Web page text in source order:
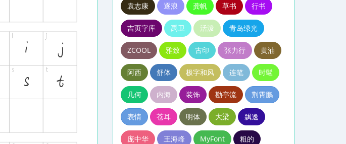
袁志康 逐浪 龚帆 草书 行书
吉页字库 禹卫 活泼 青岛绿光
ZCOOL 雅致 古印 张力行 黄油
阿西 舒体 极字和风 连笔 时髦
几何 内海 装饰 勘亭流 荆霄鹏
表情 苍耳 明体 大梁 飘逸
庞中华 王海峰 MyFont 粗的